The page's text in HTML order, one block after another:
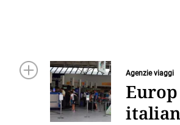
Agenzie viaggi